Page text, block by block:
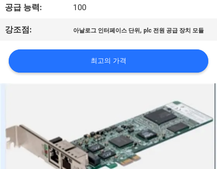
개
공
장
품
공급 능력: 100
강조점: 아날로그 인터페이스 단위 , plc 전원 공급 장치 모듈
최고의 가격